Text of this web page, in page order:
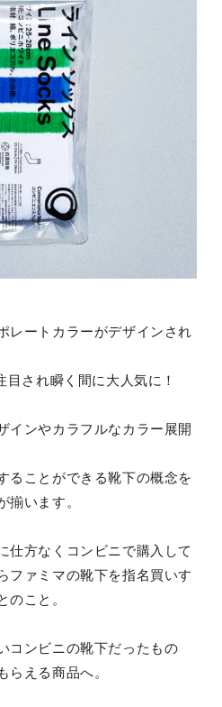
レートカラーがデザインされ
目され瞬く間に大人気に！
インやカラフルなカラー展開
ることができる靴下の概念を
揃います。
仕方なくコンビニで購入して
ファミマの靴下を指名買いす
のこと。
コンビニの靴下だったもの
らえる商品へ。